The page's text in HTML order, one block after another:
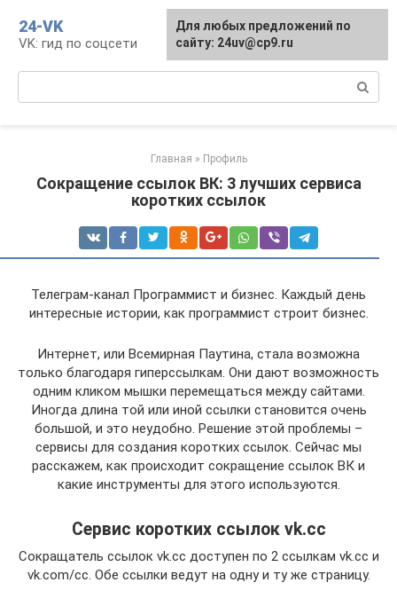
контенту
24-VK
VK: гид по соцсети
Главная » Профиль
Сокращение ссылок ВК: 3 лучших сервиса
коротких ссылок
Телеграм-канал Программист и бизнес. Каждый день
интересные истории, как программист строит бизнес.
Интернет, или Всемирная Паутина, стала возможна
только благодаря гиперссылкам. Они дают возможность
одним кликом мышки перемещаться между сайтами.
Иногда длина той или иной ссылки становится очень
большой, и это неудобно. Решение этой проблемы –
сервисы для создания коротких ссылок. Сейчас мы
расскажем, как происходит сокращение ссылок ВК и
какие инструменты для этого используются.
Сервис коротких ссылок vk.cc
Сокращатель ссылок vk.cc доступен по 2 ссылкам vk.cc и
vk.com/cc. Обе ссылки ведут на одну и ту же страницу.
Для любых предложений по
сайту: 24uv@cp9.ru